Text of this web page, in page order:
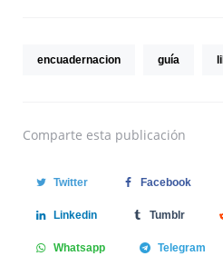
encuadernacion guía
Comparte esta publicación
Twitter Facebook
Linkedin Tumblr
Whatsapp Telegram